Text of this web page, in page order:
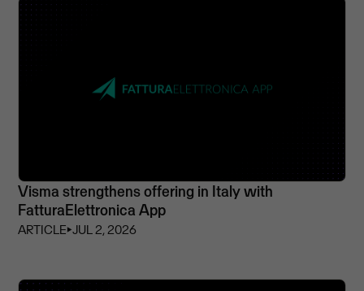
Visma strengthens offering in Italy with
FatturaElettronica App
ARTICLE⏵JUL 2, 2026